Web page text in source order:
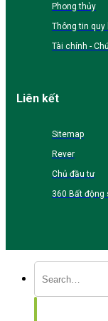
Phong thủy
Thông tin quy
Tài chính -
Liên kết
Sitemap
Rever
Chủ đầu tư
360 Bất động